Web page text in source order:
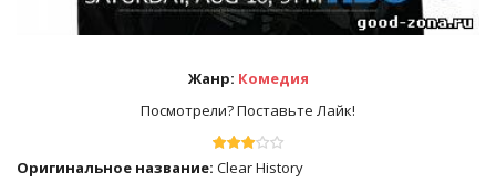
Жанр: Комедия
Посмотрели? Поставьте Лайк!
Оригинальное название: Clear History